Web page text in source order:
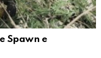
Spawn e